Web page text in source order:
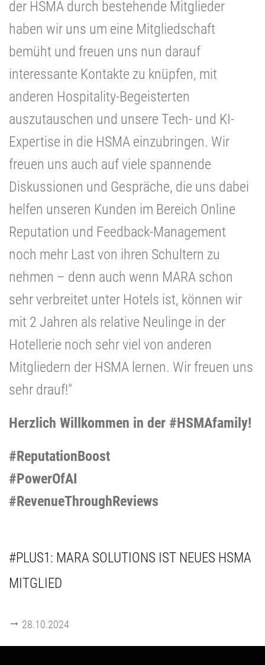
der HSMA durch bestehende Mitglieder
haben wir uns um eine Mitgliedschaft
bemüht und freuen uns nun darauf
interessante Kontakte zu knüpfen, mit
anderen Hospitality-Begeisterten
auszutauschen und unsere Tech- und KI-
Expertise in die HSMA einzubringen. Wir
freuen uns auch auf viele spannende
Diskussionen und Gespräche, die uns dabei
helfen unseren Kunden im Bereich Online
Reputation und Feedback-Management
noch mehr Last von ihren Schultern zu
nehmen – denn auch wenn MARA schon
sehr verbreitet unter Hotels ist, können wir
mit 2 Jahren als relative Neulinge in der
Hotellerie noch sehr viel von anderen
Mitgliedern der HSMA lernen. Wir freuen uns
sehr drauf!"
Herzlich Willkommen in der #HSMAfamily!
#ReputationBoost
#PowerOfAI
#RevenueThroughReviews
#PLUS1: MARA SOLUTIONS IST NEUES HSMA
MITGLIED
28.10.2024